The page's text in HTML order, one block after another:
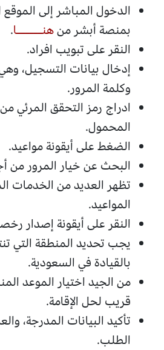
الدخول المباشر إلى
بمنصة أبشر منهنــــــا.
النقر على تبويب افراد.
إدخال بيانات التسجيل،
وكلمة المرور.
ادراج رمز التحقق المرئي
المحمول.
الضغط على أيقونة مواعيد.
البحث عن خيار المرور من
تظهر العديد من الخدمات
المواعيد.
النقر على أيقونة إصدار
يجب تحديد المنطقة التي
بالقيادة في السعودية.
من الجيد اختيار الموعد
قريب لحل الإقامة.
تأكيد البيانات المدرجة،
الطلب.